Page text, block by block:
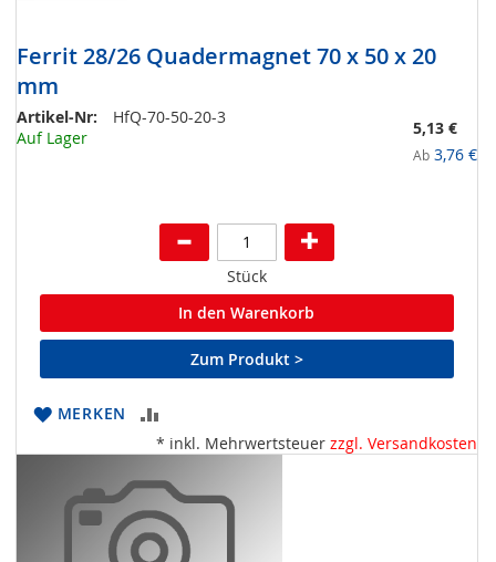
Ferrit 28/26 Quadermagnet 70 x 50 x 20
mm
Artikel-Nr:
HfQ-70-50-20-3
Auf Lager
5,13 €
Ab 3,76 €
Stück
In den Warenkorb
Zum Produkt >
MERKEN
VERGLEICHSLISTE
HINZUFÜGEN
* inkl. Mehrwertsteuer zzgl. Versandkosten